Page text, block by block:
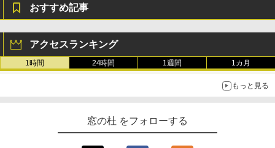
おすすめ記事
アクセスランキング
1時間 24時間 1週間 1カ月
もっと見る
窓の杜 をフォローする